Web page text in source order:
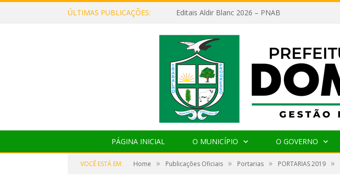
ÚLTIMAS PUBLICAÇÕES: Editais Aldir Blanc 2026 – PNAB
PÁGINA INICIAL O MUNICÍPIO O GOVERNO
VOCÊ ESTÁ EM: Home » Publicações Oficiais » Portarias » PORTARIAS 2019 »